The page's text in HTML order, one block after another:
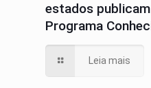
estados
Programa
Leia mais